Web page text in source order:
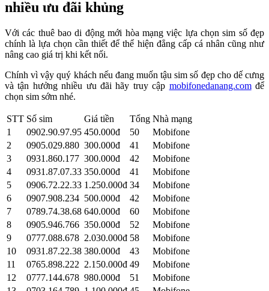
nhiều ưu đãi khủng
Với các thuê bao di động mới hòa mạng việc lựa chọn sim số đẹp
chính là lựa chọn cần thiết để thể hiện đẳng cấp cá nhân cũng như
nâng cao giá trị khi kết nối.
Chính vì vậy quý khách nếu đang muốn tậu sim số đẹp cho dế cưng
và tận hưởng nhiều ưu đãi hãy truy cập mobifonedanang.comđể
chọn sim sớm nhé.
STT Số sim Giá tiền Tổng Nhà mạng
1
0902.90.97.95 450.000đ 50
Mobifone
2
0905.029.880 300.000đ 41
Mobifone
3
0931.860.177 300.000đ 42
Mobifone
4
0931.87.07.33 350.000đ 41
Mobifone
5
0906.72.22.33 1.250.000đ 34
Mobifone
6
0907.908.234 500.000đ 42
Mobifone
7
0789.74.38.68 640.000đ 60
Mobifone
8
0905.946.766 350.000đ 52
Mobifone
9
0777.088.678 2.030.000đ 58
Mobifone
10
0931.87.22.38 380.000đ 43
Mobifone
11
0765.898.222 2.150.000đ 49
Mobifone
12
0777.144.678 980.000đ 51
Mobifone